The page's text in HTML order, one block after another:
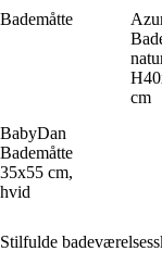
Bademåtte
cm
BabyDan
Bademåtte
35x55 cm,
hvid
Stilfulde